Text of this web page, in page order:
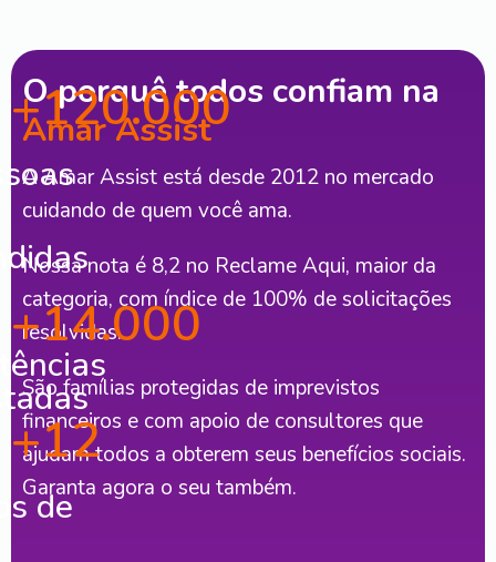
O porquê todos confiam na
Amar Assist
A Amar Assist está desde 2012 no mercado
cuidando de quem você ama.
Nossa nota é 8,2 no Reclame Aqui, maior da
categoria, com índice de 100% de solicitações
resolvidas.
São famílias protegidas de imprevistos
financeiros e com apoio de consultores que
ajudam todos a obterem seus benefícios sociais.
Garanta agora o seu também.
+120.000
+14.000
de
+12